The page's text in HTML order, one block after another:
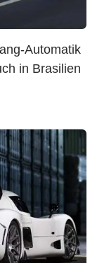
Automatik
in Brasilien